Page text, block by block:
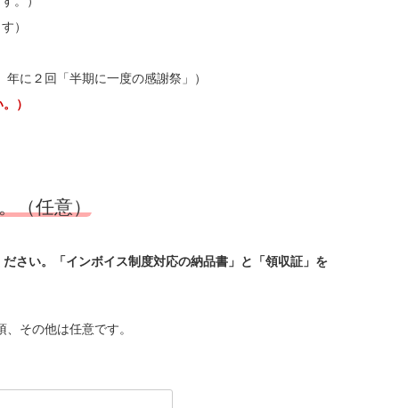
）
に２回「半期に一度の感謝祭」）
）
（任意）
さい。「インボイス制度対応の納品書」と「領収証」を
その他は任意です。